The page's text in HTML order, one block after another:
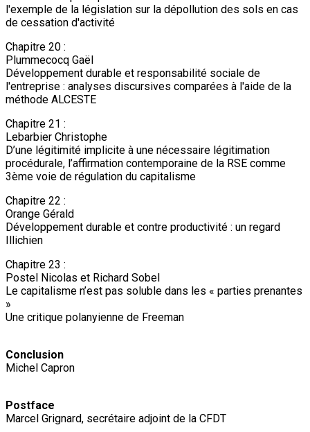
l'exemple de la législation sur la dépollution des sols en cas
de cessation d'activité
Chapitre 20 :
Plummecocq Gaël
Développement durable et responsabilité sociale de
l'entreprise : analyses discursives comparées à l'aide de la
méthode ALCESTE
Chapitre 21 :
Lebarbier Christophe
D’une légitimité implicite à une nécessaire légitimation
procédurale, l’affirmation contemporaine de la RSE comme
3ème voie de régulation du capitalisme
Chapitre 22 :
Orange Gérald
Développement durable et contre productivité : un regard
Illichien
Chapitre 23 :
Postel Nicolas et Richard Sobel
Le capitalisme n’est pas soluble dans les « parties prenantes
»
Une critique polanyienne de Freeman
Conclusion
Michel Capron
Postface
Marcel Grignard, secrétaire adjoint de la CFDT